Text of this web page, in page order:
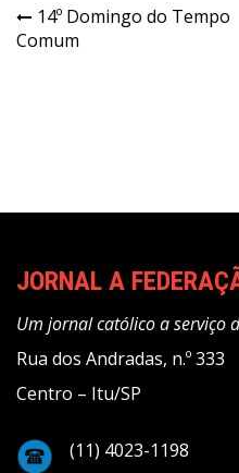
Navegação
de
14º Domingo do Tempo
Comum
JORNAL A
Um jornal católico a serviço
Rua dos Andradas, n.º 333
Centro – Itu/SP
(11) 4023-1198